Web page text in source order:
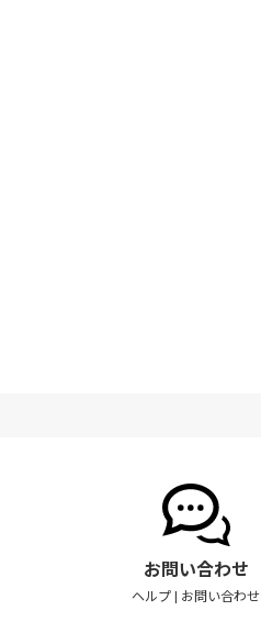
お問い合わせ
ヘルプ お問い合わせ